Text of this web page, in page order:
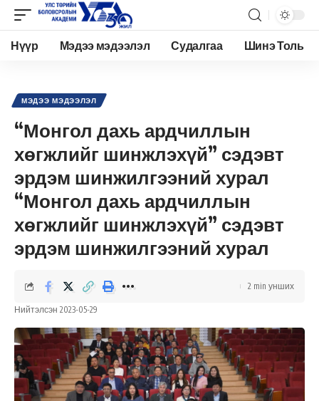
Нүүр Мэдээ мэдээлэл Судалгаа Шинэ Толь
МЭДЭЭ МЭДЭЭЛЭЛ
“Монгол дахь ардчиллын
хөгжлийг шинжлэхүй” сэдэвт
эрдэм шинжилгээний хурал
“Монгол дахь ардчиллын
хөгжлийг шинжлэхүй” сэдэвт
эрдэм шинжилгээний хурал
Нийтэлсэн 2023-05-29
2 min унших